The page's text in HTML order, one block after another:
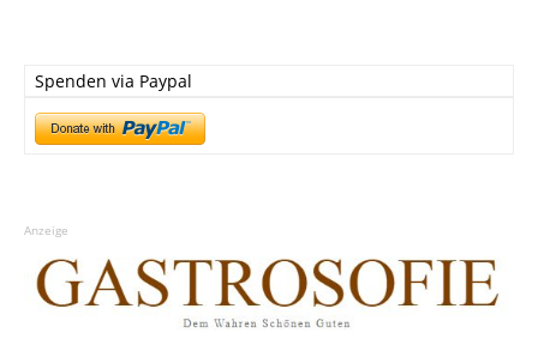
Spenden via Paypal
Anzeige